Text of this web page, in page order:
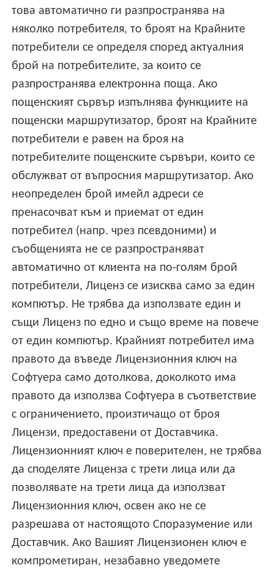
това автоматично ги разпространява на
няколко потребителя, то броят на Крайните
потребители се определя според актуалния
брой на потребителите, за които се
разпространява електронна поща. Ако
пощенският сървър изпълнява функциите на
пощенски маршрутизатор, броят на Крайните
потребители е равен на броя на
потребителите пощенските сървъри, които се
обслужват от въпросния маршрутизатор. Ако
неопределен брой имейл адреси се
пренасочват към и приемат от един
потребител (напр. чрез псевдоними) и
съобщенията не се разпространяват
автоматично от клиента на по-голям брой
потребители, Лиценз се изисква само за един
компютър. Не трябва да използвате един и
същи Лиценз по едно и също време на повече
от един компютър. Крайният потребител има
правото да въведе Лицензионния ключ на
Софтуера само дотолкова, доколкото има
правото да използва Софтуера в съответствие
с ограничението, произтичащо от броя
Лицензи, предоставени от Доставчика.
Лицензионният ключ е поверителен, не трябва
да споделяте Лиценза с трети лица или да
позволявате на трети лица да използват
Лицензионния ключ, освен ако не се
разрешава от настоящото Споразумение или
Доставчик. Ако Вашият Лицензионен ключ е
компрометиран, незабавно уведомете